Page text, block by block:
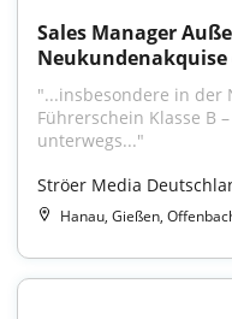
Sales Manager
"...insbesondere in der
Führerschein Klasse B
unterwegs..."
Ströer Media
Hanau, Gießen,